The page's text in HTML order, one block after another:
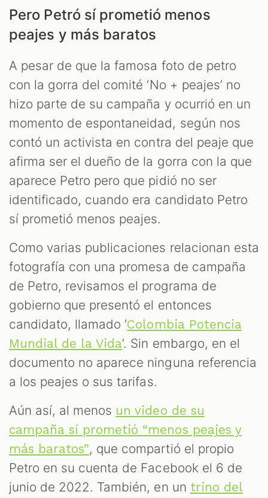
Pero Petró sí prometió menos
peajes y más baratos
A pesar de que la famosa foto de petro
con la gorra del comité ‘No + peajes’ no
hizo parte de su campaña y ocurrió en un
momento de espontaneidad, según nos
contó un activista en contra del peaje que
afirma ser el dueño de la gorra con la que
aparece Petro pero que pidió no ser
identificado, cuando era candidato Petro
sí prometió menos peajes.
Como varias publicaciones relacionan esta
fotografía con una promesa de campaña
de Petro, revisamos el programa de
gobierno que presentó el entonces
candidato, llamado ‘Colombia Potencia
Mundial de la Vida’. Sin embargo, en el
documento no aparece ninguna referencia
a los peajes o sus tarifas.
Aún así, al menos un video de su
campaña sí prometió “menos peajes y
más baratos”, que compartió el propio
Petro en su cuenta de Facebook el 6 de
junio de 2022. También, en un trino del